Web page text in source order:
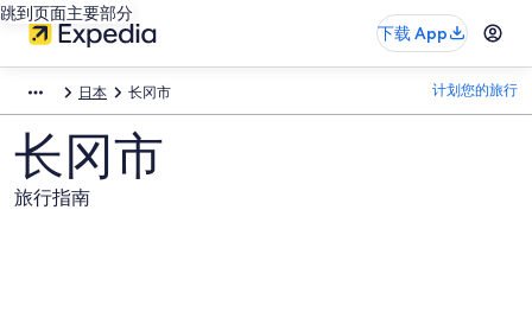
跳到页面主要部分
下载 App
日本 长冈市 计划您的旅行
长冈市
旅行指南